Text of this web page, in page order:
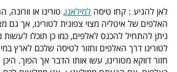
לאן להגיע : קחו טיסה למילאנו, טורינו או
האלפים של איטליה מצוי צפונית לטורינו, אך גם
ניתן להתחיל להכנס לאלפים, כמו כן תוכלו לעשות
לטורינו דרך האלפים וחזור לטיסה שלכם לארץ
חזור דווקא מטורינו, עשו אותו הדבר אך הפוך.